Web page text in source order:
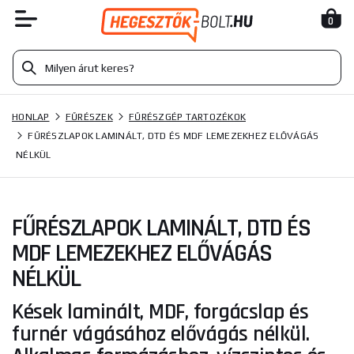
0
HONLAP FŰRÉSZEK
FŰRÉSZGÉP TARTOZÉKOK
FŰRÉSZLAPOK LAMINÁLT, DTD ÉS MDF LEMEZEKHEZ ELŐVÁGÁS
NÉLKÜL
FŰRÉSZLAPOK LAMINÁLT, DTD ÉS
MDF LEMEZEKHEZ ELŐVÁGÁS
NÉLKÜL
Kések laminált, MDF, forgácslap és
furnér vágásához elővágás nélkül.